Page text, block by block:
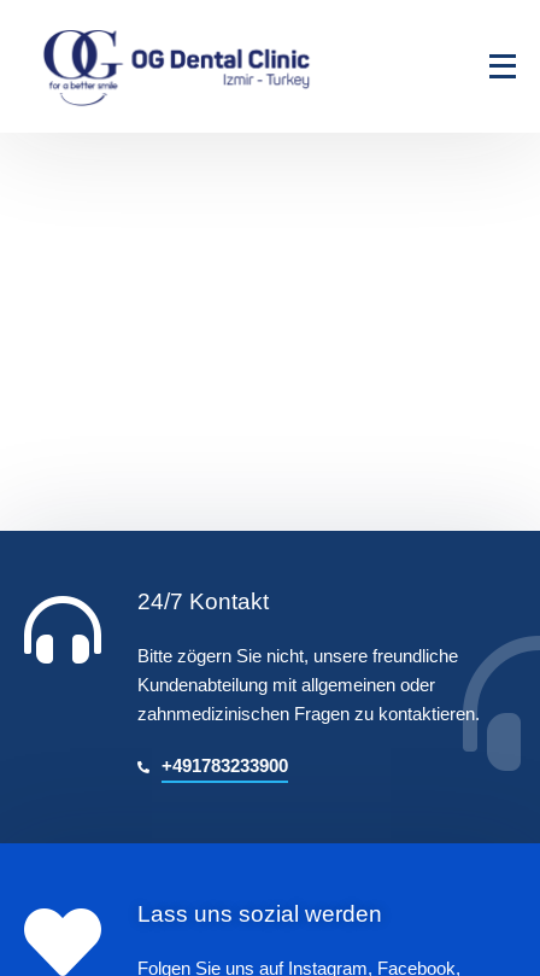
24/7 Kontakt
Bitte zögern Sie nicht, unsere freundliche
Kundenabteilung mit allgemeinen oder
zahnmedizinischen Fragen zu kontaktieren.
+491783233900
Lass uns sozial werden
Folgen Sie uns auf Instagram, Facebook,